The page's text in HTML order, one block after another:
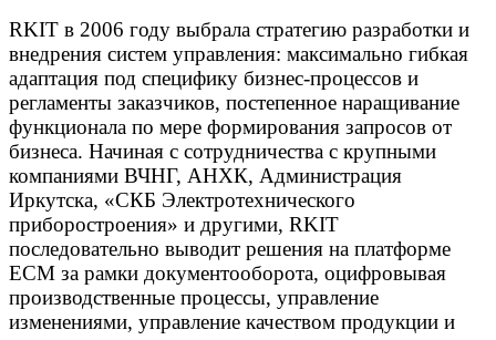
RKIT в 2006 году выбрала стратегию разработки и
внедрения систем управления: максимально гибкая
адаптация под специфику бизнес-процессов и
регламенты заказчиков, постепенное наращивание
функционала по мере формирования запросов от
бизнеса. Начиная с сотрудничества с крупными
компаниями ВЧНГ, АНХК, Администрация
Иркутска, «СКБ Электротехнического
приборостроения» и другими, RKIT
последовательно выводит решения на платформе
ECM за рамки документооборота, оцифровывая
производственные процессы, управление
изменениями, управление качеством продукции и